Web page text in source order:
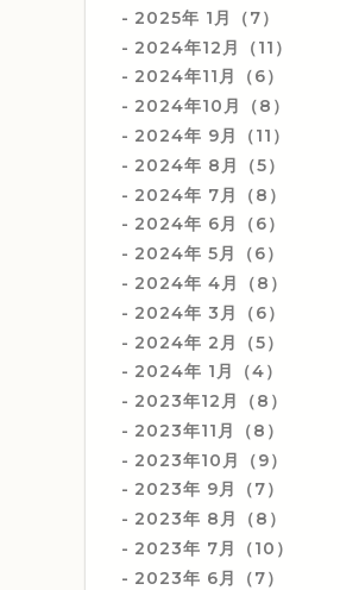
2025年 1月（7）
2024年12月（11）
2024年11月（6）
2024年10月（8）
2024年 9月（11）
2024年 8月（5）
2024年 7月（8）
2024年 6月（6）
2024年 5月（6）
2024年 4月（8）
2024年 3月（6）
2024年 2月（5）
2024年 1月（4）
2023年12月（8）
2023年11月（8）
2023年10月（9）
2023年 9月（7）
2023年 8月（8）
2023年 7月（10）
2023年 6月（7）